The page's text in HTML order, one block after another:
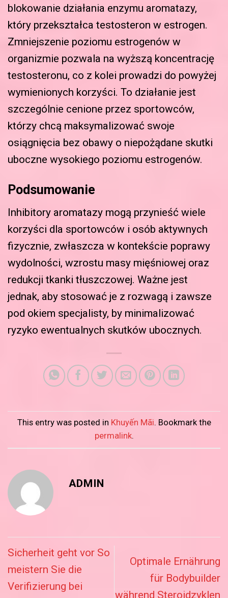
blokowanie działania enzymu aromatazy,
który przekształca testosteron w estrogen.
Zmniejszenie poziomu estrogenów w
organizmie pozwala na wyższą koncentrację
testosteronu, co z kolei prowadzi do powyżej
wymienionych korzyści. To działanie jest
szczególnie cenione przez sportowców,
którzy chcą maksymalizować swoje
osiągnięcia bez obawy o niepożądane skutki
uboczne wysokiego poziomu estrogenów.
Podsumowanie
Inhibitory aromatazy mogą przynieść wiele
korzyści dla sportowców i osób aktywnych
fizycznie, zwłaszcza w kontekście poprawy
wydolności, wzrostu masy mięśniowej oraz
redukcji tkanki tłuszczowej. Ważne jest
jednak, aby stosować je z rozwagą i zawsze
pod okiem specjalisty, by minimalizować
ryzyko ewentualnych skutków ubocznych.
This entry was posted in Khuyến Mãi. Bookmark the
permalink.
ADMIN
Sicherheit geht vor So
meistern Sie die
Verifizierung bei
Optimale Ernährung
für Bodybuilder
während Steroidzyklen